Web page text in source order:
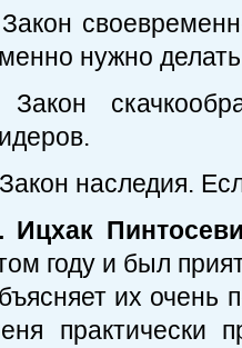
нужно
наследия.
Ицхак
году и был
их очень
практически